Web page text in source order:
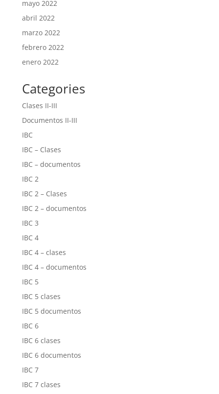
mayo 2022
abril 2022
marzo 2022
febrero 2022
enero 2022
Categories
Clases II-III
Documentos II-III
IBC
IBC – Clases
IBC – documentos
IBC 2
IBC 2 – Clases
IBC 2 – documentos
IBC 3
IBC 4
IBC 4 – clases
IBC 4 – documentos
IBC 5
IBC 5 clases
IBC 5 documentos
IBC 6
IBC 6 clases
IBC 6 documentos
IBC 7
IBC 7 clases